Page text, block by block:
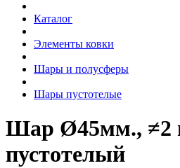
Каталог
Элементы ковки
Шары и полусферы
Шары пустотелые
Шар Ø45мм., ≠2
пустотелый